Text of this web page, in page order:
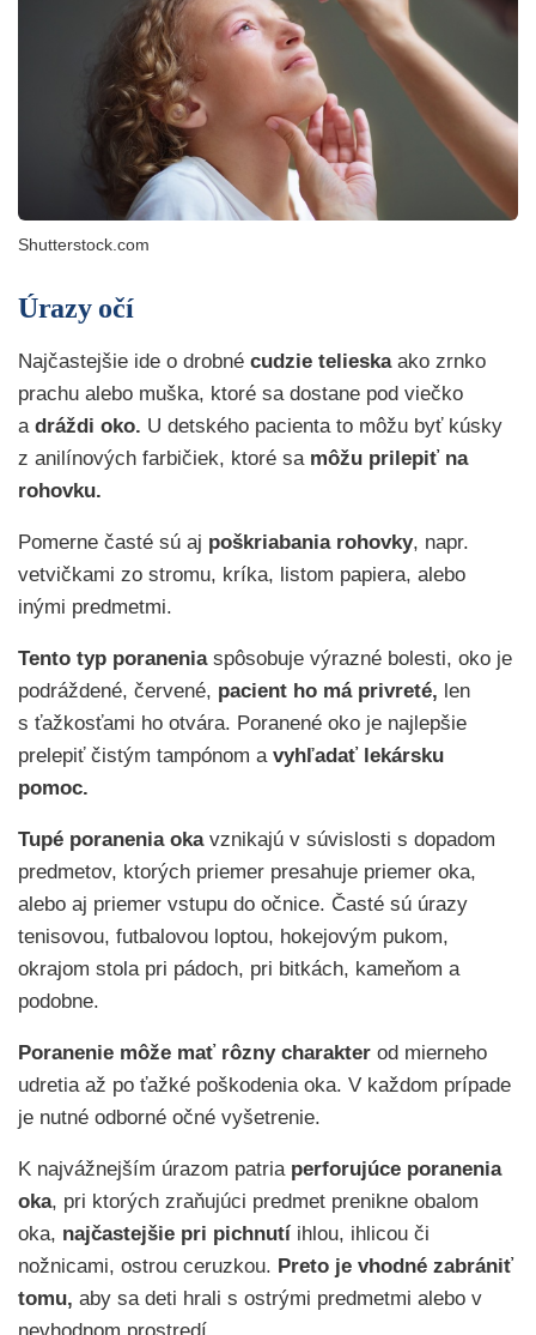
Shutterstock.com
Úrazy očí
Najčastejšie ide o drobné cudzie telieskaako zrnko
prachu alebo muška, ktoré sa dostane pod viečko
a dráždi oko. U detského pacienta to môžu byť kúsky
z anilínových farbičiek, ktoré sa môžu prilepiť na
rohovku.
Pomerne časté sú aj poškriabania rohovky, napr.
vetvičkami zo stromu, kríka, listom papiera, alebo
inými predmetmi.
Tento typ poraneniaspôsobuje výrazné bolesti, oko je
podráždené, červené, pacient ho má privreté, len
s ťažkosťami ho otvára. Poranené oko je najlepšie
prelepiť čistým tampónom avyhľadať lekársku
pomoc.
Tupé poranenia okavznikajú v súvislosti s dopadom
predmetov, ktorých priemer presahuje priemer oka,
alebo aj priemer vstupu do očnice. Časté sú úrazy
tenisovou, futbalovou loptou, hokejovým pukom,
okrajom stola pri pádoch, pri bitkách, kameňom a
podobne.
Poranenie môže mať rôzny charakter od mierneho
udretia až po ťažké poškodenia oka. V každom prípade
je nutné odborné očné vyšetrenie.
K najvážnejším úrazom patria perforujúce poranenia
oka, pri ktorých zraňujúci predmet prenikne obalom
oka, najčastejšie pri pichnutí ihlou, ihlicou či
nožnicami, ostrou ceruzkou. Preto je vhodné zabrániť
tomu, aby sa deti hrali s ostrými predmetmi alebo v